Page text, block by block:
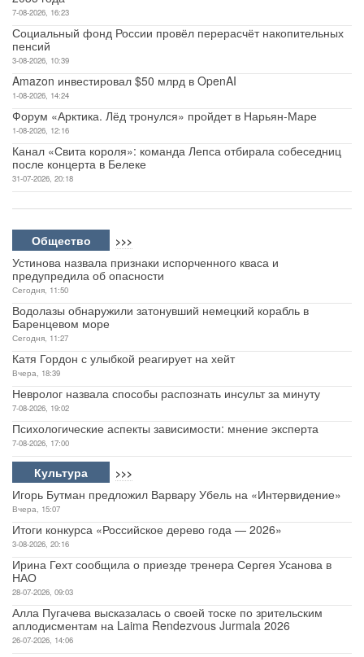
7-08-2026, 16:23
Социальный фонд России провёл перерасчёт накопительных
пенсий
3-08-2026, 10:39
Amazon инвестировал $50 млрд в OpenAI
1-08-2026, 14:24
Форум «Арктика. Лёд тронулся» пройдет в Нарьян-Маре
1-08-2026, 12:16
Канал «Свита короля»: команда Лепса отбирала собеседниц
после концерта в Белеке
31-07-2026, 20:18
Общество >>>
Устинова назвала признаки испорченного кваса и
предупредила об опасности
Сегодня, 11:50
Водолазы обнаружили затонувший немецкий корабль в
Баренцевом море
Сегодня, 11:27
Катя Гордон с улыбкой реагирует на хейт
Вчера, 18:39
Невролог назвала способы распознать инсульт за минуту
7-08-2026, 19:02
Психологические аспекты зависимости: мнение эксперта
7-08-2026, 17:00
Культура >>>
Игорь Бутман предложил Варвару Убель на «Интервидение»
Вчера, 15:07
Итоги конкурса «Российское дерево года — 2026»
3-08-2026, 20:16
Ирина Гехт сообщила о приезде тренера Сергея Усанова в
НАО
28-07-2026, 09:03
Алла Пугачева высказалась о своей тоске по зрительским
аплодисментам на Laima Rendezvous Jurmala 2026
26-07-2026, 14:06